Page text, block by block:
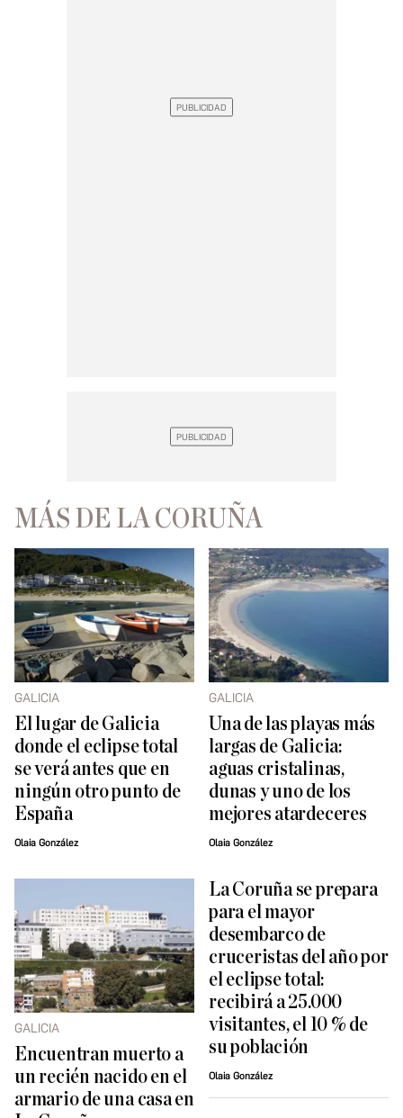
MÁS DE LA CORUÑA
GALICIA
El lugar de Galicia
donde el eclipse total
se verá antes que en
ningún otro punto de
España
Olaia González
GALICIA
Una de las playas más
largas de Galicia:
aguas cristalinas,
dunas y uno de los
mejores atardeceres
Olaia González
GALICIA
Encuentran muerto a
un recién nacido en el
armario de una casa en
La Coruña se prepara
para el mayor
desembarco de
cruceristas del año por
el eclipse total:
recibirá a 25.000
visitantes, el 10 % de
su población
Olaia González